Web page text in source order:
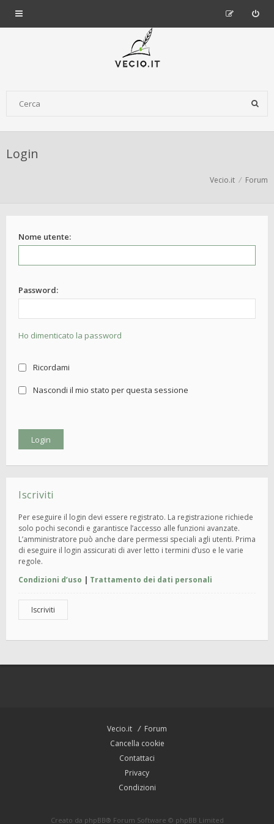
Login
Vecio.it Forum
Nome utente:
Password:
Ho dimenticato la password
Ricordami
Nascondi il mio stato per questa sessione
Iscriviti
Per eseguire il login devi essere registrato. La registrazione richiede
solo pochi secondi e garantisce l’accesso alle funzioni avanzate.
L’amministratore può anche dare permessi speciali agli utenti. Prima
di eseguire il login assicurati di aver letto i termini d’uso e le varie
regole.
Condizioni d’uso | Trattamento dei dati personali
Iscriviti
Vecio.it
Forum
Cancella cookie
Contattaci
Privacy
Condizioni
Creato da phpBB® Forum Software © phpBB Limited